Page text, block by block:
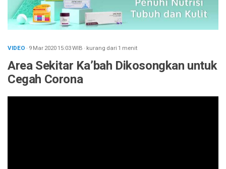
VIDEO · 9 Mar 202015:03WIB · kurang dari 1 menit
Area Sekitar Ka’bah Dikosongkan untuk
Cegah Corona